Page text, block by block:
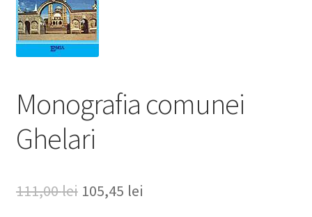
Monografia comunei
Ghelari
111,00lei Prețul
105,45 lei